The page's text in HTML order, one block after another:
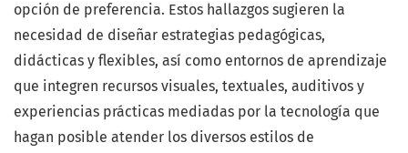
opción de preferencia. Estos hallazgos sugieren la
necesidad de diseñar estrategias pedagógicas,
didácticas y flexibles, así como entornos de aprendizaje
que integren recursos visuales, textuales, auditivos y
experiencias prácticas mediadas por la tecnología que
hagan posible atender los diversos estilos de